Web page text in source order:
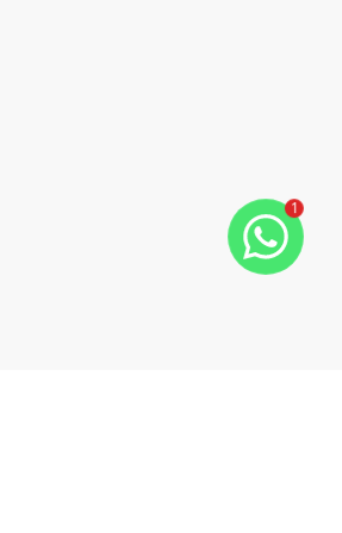
1